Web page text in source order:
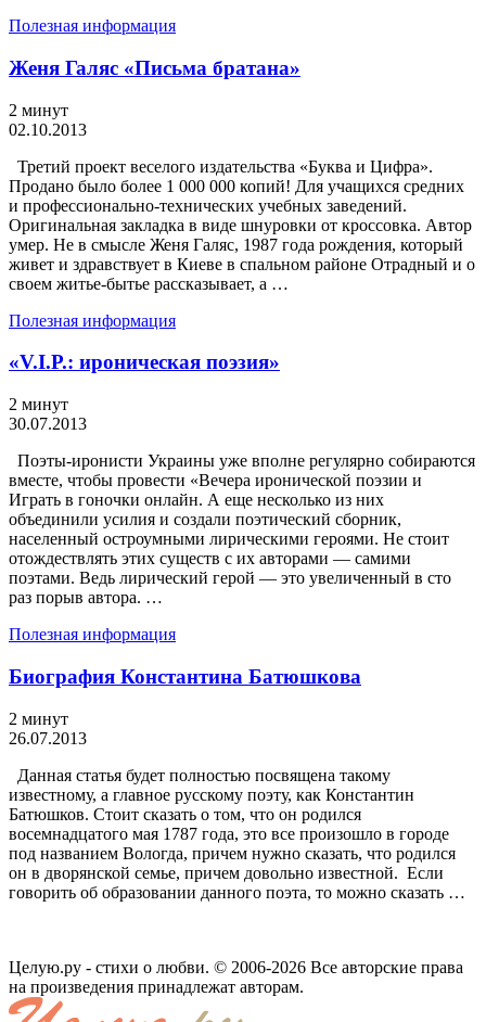
Полезная информация
Женя Галяс «Письма братана»
2 минут
02.10.2013
Третий проект веселого издательства «Буква и Цифра».
Продано было более 1 000 000 копий! Для учащихся средних
и профессионально-технических учебных заведений.
Оригинальная закладка в виде шнуровки от кроссовка. Автор
умер. Не в смысле Женя Галяс, 1987 года рождения, который
живет и здравствует в Киеве в спальном районе Отрадный и о
своем житье-бытье рассказывает, а …
Полезная информация
«V.I.P.: ироническая поэзия»
2 минут
30.07.2013
Поэты-иронисти Украины уже вполне регулярно собираются
вместе, чтобы провести «Вечера иронической поэзии и
Играть в гоночки онлайн. А еще несколько из них
объединили усилия и создали поэтический сборник,
населенный остроумными лирическими героями. Не стоит
отождествлять этих существ с их авторами — самими
поэтами. Ведь лирический герой — это увеличенный в сто
раз порыв автора. …
Полезная информация
Биография Константина Батюшкова
2 минут
26.07.2013
Данная статья будет полностью посвящена такому
известному, а главное русскому поэту, как Константин
Батюшков. Стоит сказать о том, что он родился
восемнадцатого мая 1787 года, это все произошло в городе
под названием Вологда, причем нужно сказать, что родился
он в дворянской семье, причем довольно известной. Если
говорить об образовании данного поэта, то можно сказать …
Целую.ру - стихи о любви. © 2006-2026 Все авторские права
на произведения принадлежат авторам.